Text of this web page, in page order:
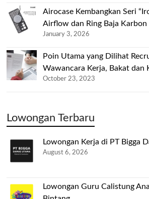
Airocase Kembangkan Seri
Airflow dan Ring Baja
January 3, 2026
Poin Utama yang Dilihat
Wawancara Kerja, Bakat dan
October 23, 2023
Lowongan Terbaru
Lowongan Kerja di PT Bigga
August 6, 2026
Lowongan Guru Calistung